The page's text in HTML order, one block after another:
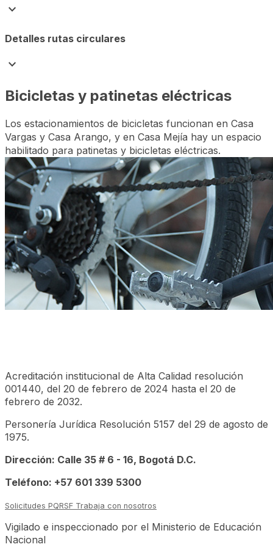
expand_more
Detalles rutas circulares
expand_more
Bicicletas y patinetas eléctricas
Los estacionamientos de bicicletas funcionan en Casa
Vargas y Casa Arango, y en Casa Mejía hay un espacio
habilitado para patinetas y bicicletas eléctricas.
Acreditación institucional de Alta Calidad resolución
001440, del 20 de febrero de 2024 hasta el 20 de
febrero de 2032.
Personería Jurídica Resolución 5157 del 29 de agosto de
1975.
Dirección: Calle 35 # 6 - 16, Bogotá D.C.
Teléfono: +57 601 339 5300
Solicitudes PQRSF Trabaja con nosotros
Vigilado e inspeccionado por el Ministerio de Educación
Nacional